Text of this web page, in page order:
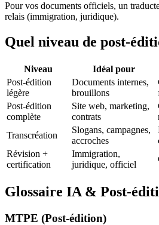
Pour vos documents officiels, un
relais (immigration, juridique).
Quel niveau de post-
Niveau Idéal pour
Post-édition
légère
Documents internes,
brouillons
Post-édition
complète
Site web, marketing,
contrats
Transcréation
Slogans, campagnes,
accroches
Révision +
certification
Immigration,
juridique, officiel
Glossaire IA & Post-
MTPE (Post-édition)